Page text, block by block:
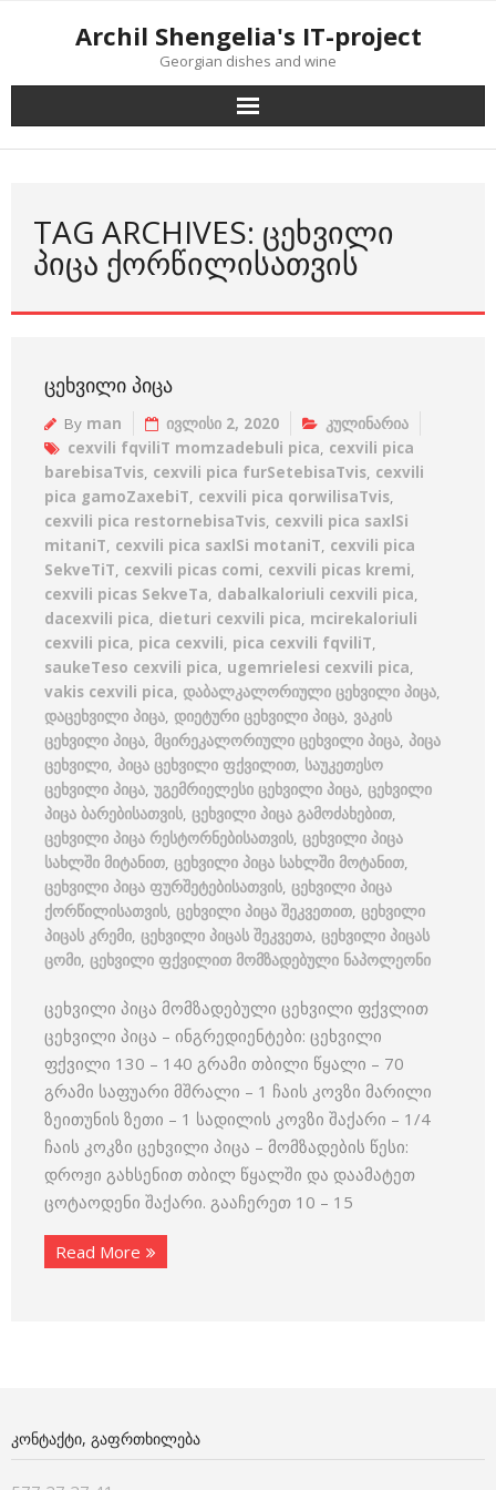
Archil Shengelia's IT-project
Georgian dishes and wine
TAG ARCHIVES: ᲪᲔᲮᲕᲘᲚᲘ
ᲞᲘᲪᲐ ᲥᲝᲠᲬᲘᲚᲘᲡᲐᲗᲕᲘᲡ
ᲪᲔᲮᲕᲘᲚᲘ ᲞᲘᲪᲐ
By man ივლისი 2, 2020
კულინარია
cexvili fqviliT momzadebuli pica, cexvili pica
barebisaTvis, cexvili pica furSetebisaTvis, cexvili
pica gamoZaxebiT, cexvili pica qorwilisaTvis,
cexvili pica restornebisaTvis, cexvili pica saxlSi
mitaniT, cexvili pica saxlSi motaniT, cexvili pica
SekveTiT, cexvili picas comi, cexvili picas kremi,
cexvili picas SekveTa, dabalkaloriuli cexvili pica,
dacexvili pica, dieturi cexvili pica, mcirekaloriuli
cexvili pica, pica cexvili, pica cexvili fqviliT,
saukeTeso cexvili pica, ugemrielesi cexvili pica,
vakis cexvili pica, დაბალკალორიული ცეხვილი პიცა,
დაცეხვილი პიცა, დიეტური ცეხვილი პიცა, ვაკის
ცეხვილი პიცა, მცირეკალორიული ცეხვილი პიცა, პიცა
ცეხვილი, პიცა ცეხვილი ფქვილით, საუკეთესო
ცეხვილი პიცა, უგემრიელესი ცეხვილი პიცა, ცეხვილი
პიცა ბარებისათვის, ცეხვილი პიცა გამოძახებით,
ცეხვილი პიცა რესტორნებისათვის, ცეხვილი პიცა
სახლში მიტანით, ცეხვილი პიცა სახლში მოტანით,
ცეხვილი პიცა ფურშეტებისათვის, ცეხვილი პიცა
ქორწილისათვის, ცეხვილი პიცა შეკვეთით, ცეხვილი
პიცას კრემი, ცეხვილი პიცას შეკვეთა, ცეხვილი პიცას
ცომი, ცეხვილი ფქვილით მომზადებული ნაპოლეონი
ცეხვილი პიცა მომზადებული ცეხვილი ფქვლით
ცეხვილი პიცა – ინგრედიენტები: ცეხვილი
ფქვილი 130 – 140 გრამი თბილი წყალი – 70
გრამი საფუარი მშრალი – 1 ჩაის კოვზი მარილი
ზეითუნის ზეთი – 1 სადილის კოვზი შაქარი – 1/4
ჩაის კოკზი ცეხვილი პიცა – მომზადების წესი:
დროჟი გახსენით თბილ წყალში და დაამატეთ
ცოტაოდენი შაქარი. გააჩერეთ 10 – 15
Read More
ᲙᲝᲜᲢᲐᲥᲢᲘ, ᲒᲐᲤᲠᲗᲮᲘᲚᲔᲑᲐ